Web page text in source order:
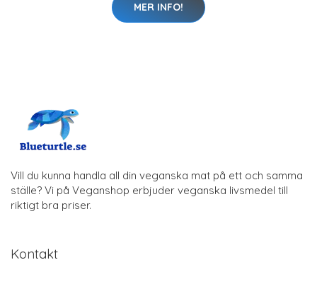
MER INFO!
Vill du kunna handla all din veganska mat på ett och samma
ställe? Vi på Veganshop erbjuder veganska livsmedel till
riktigt bra priser.
Kontakt